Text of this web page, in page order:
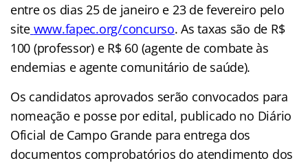
entre os dias 25 de janeiro e 23 de fevereiro pelo
site www.fapec.org/concurso. As taxas são de R$
100 (professor) e R$ 60 (agente de combate às
endemias e agente comunitário de saúde).
Os candidatos aprovados serão convocados para
nomeação e posse por edital, publicado no Diário
Oficial de Campo Grande para entrega dos
documentos comprobatórios do atendimento dos